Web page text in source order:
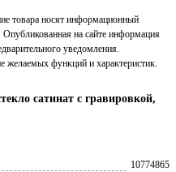
сатинат с гравировкой,
10774865
товара носят информационный
на сайте информация
уведомления.
желаемых функций и характеристик.